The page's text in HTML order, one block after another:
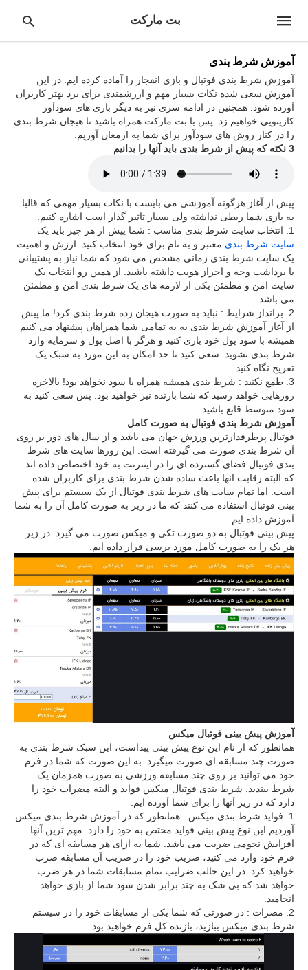
بت مارکت
آموزش شرط بندی
آموزش شرط بندی فوتبال و بازی انفجار را آماده کرده ایم. در این
آموزش سعی شده نکات بسیار مهم و ارزشمندی برای برد بهتر کاربران
آورده شود. همچنین در ادامه سری نیز به دیگر بازی های سودآور
کازینویی خواهیم زد. پس با بت مارکت همراه باشید تا هیجان شرط بندی
را در کنار روش های سودآور برای شما به ارمغان آوریم.
3 نکته که پیش از شرط بندی باید آنها را بدانیم
پیش از آغاز هرگونه آموزشی می بایست با نکات بسیار مهمی که قالبا
به بازی شما ربطی نداشته ولی بسیار تاثیر گذار است اشاره کنیم.
انتخاب سایت شرط بندی مناسب : شما پیش از هر چیز باید یک
سایت شرط بندی معتبر و به نام برای خود انتخاب کنید. ارزش و اهمیت
یک سایت شرط بندی زمانی مشخص می شود که شما نیاز به پشتیبانی
یا برداشت وجه و احراز هویت داشته باشید. از همین رو انتخاب یک
سایت امن و مطمئن یکی از لازمه های یک شرط بندی امن و مطمئن
می باشد.
برانداز شرایط : نباید به صورت هیجان زده شرط بندی کرد! ما پیش
از آغاز آموزش شرط بندی به به تمامی شما همراهان پیشنهاد می کنیم
همیشه با سود پول خود بازی کنید و هرگز با اصل پول و سرمایه وارد
شرط بندی نشوید. سعی کنید تا حد امکان به این مورد به سبک یک
تفریح نگاه کنید.
طمع نکنید : شرط بندی همیشه همراه با سود نخواهد بود! بالاخره
روزهایی خواهد رسید که شما بازنده نیز خواهید بود. پس سعی کنید به
سود متوسط قانع باشید.
آموزش شرط بندی فوتبال به صورت کامل
فوتبال پرطرفدارترین ورزش جهان می باشد و از سال های دور بر روی
آن شرط بندی صورت می گیرفته است. این روزها سایت های شرط
بندی فوتبال فضای گسترده ای را در اینترنت به خود اختصاص داده اند
که البته رقابت انها باعث ساده شدن شرط بندی برای کاربران شده
است. اما تمام سایت های شرط بندی فوتبال از یک سیستم برای پیش
بینی فوتبال استفاده می کنند که ما در زیر به صورت کامل آن را به شما
آموزش داده ایم.
پیش بینی فوتبال به دو صورت تکی و میکس صورت می گیرد. در زیر
هر یک را به صورت کامل مورد برسی قرار داده ایم.
آموزش پیش بینی فوتبال میکس
همانطور که از نام این نوع پیش بینی پیداست، این سبک شرط بندی به
صورت چند مسابقه ای صورت میگیرد. به این صورت که شما در فرم
خود می توانید بر روی چند مسابقه ورزشی به صورت همزمان یک
شرط ببندید. شرط بندی فوتبال میکس فواید و البته مضرات خود را
دارد که در زیر آنها را برای شما آورده ایم.
فواید شرط بندی میکس : همانطور که در آموزش شرط بندی میکس
آوردیم این نوع پیش بینی فواید مختص به خود را دارد. مهم ترین آنها
افزایش نجومی ضریب می باشد. شما به ازای هر مسابقه ای که در
فرم خود وارد می کنید، ضریب خود را در ضریب آن مسابقه ضرب
خواهید کرد. در این حالب ضرایب تمام مسابقات شما در هر ضرب
خواهد شد که بی شک به چند برابر شدن سود شما از بازی خواهد
انجامید.
مضرات : در صورتی که شما یکی از مسابقات خود را در سیستم
شرط بندی میکس ببازید، بازنده کل فرم خواهید بود.